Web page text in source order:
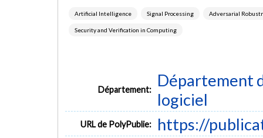
Artificial Intelligence Signal Processing Adversarial
Security and Verification in Computing
Département:
Département
logiciel
URL de PolyPublie: https://